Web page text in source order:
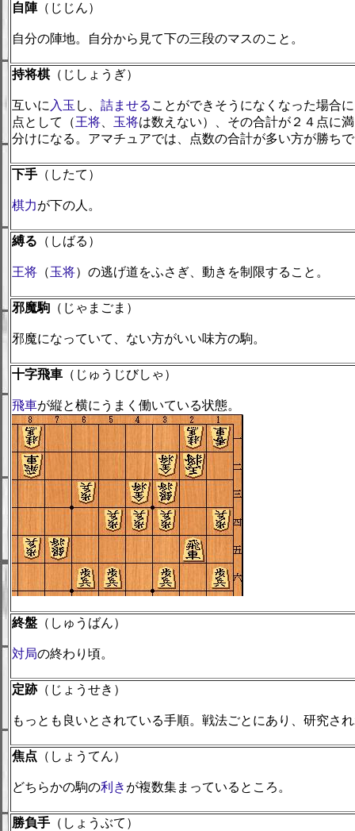
自陣（じじん）
自分の陣地。自分から見て下の三段のマスのこと。
持将棋 （じしょうぎ）
互いに 入玉 し、 詰ませる ことができそうになくなった場合
点として（王将 玉将は数えない）、その合計が２４点に
分けになる。アマチュアでは、点数の合計が多い方が勝ち
下手 （したて）
棋力が下の人。
縛る （しばる）
王将 （玉将）の逃げ道をふさぎ、動きを制限すること。
邪魔駒 （じゃまごま）
邪魔になっていて、ない方がいい味方の駒。
十字飛車 （じゅうじびしゃ）
飛車が縦と横にうまく働いている状態。
終盤 （しゅうばん）
対局の終わり頃。
定跡（じょうせき）
もっとも良いとされている手順。戦法ごとにあり、研究さ
焦点 （しょうてん）
どちらかの駒の利き が複数集まっているところ。
勝負手 （しょうぶて）